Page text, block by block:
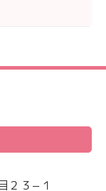
２３−１